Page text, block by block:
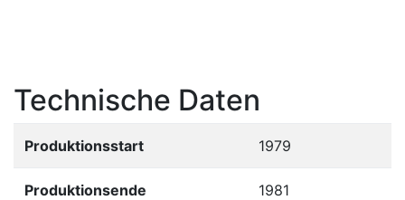
Technische Daten
Produktionsstart 1979
Produktionsende 1981